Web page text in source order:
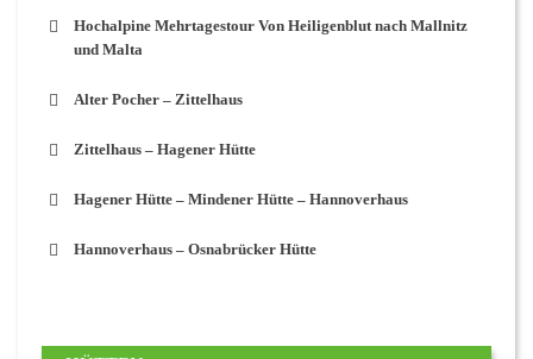
Hochalpine Mehrtagestour Von Heiligenblut nach Mallnitz
und Malta
Alter Pocher – Zittelhaus
Zittelhaus – Hagener Hütte
Hagener Hütte – Mindener Hütte – Hannoverhaus
Hannoverhaus – Osnabrücker Hütte